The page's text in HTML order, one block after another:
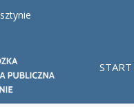
START